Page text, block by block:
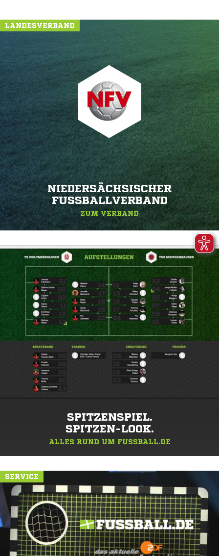
LANDESVERBAND
NIEDERSÄCHSISCHER
FUSSBALLVERBAND
ZUM VERBAND
SPITZENSPIEL.
SPITZEN-LOOK.
ALLES RUND UM FUSSBALL.DE
SERVICE